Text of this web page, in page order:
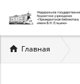
Вы
здесь
Главная